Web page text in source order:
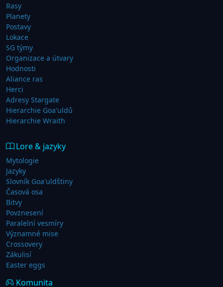
Rasy
Planety
Postavy
Lokace
SG týmy
Organizace a útvary
Hodnosti
Aliance ras
Herci
Adresy Stargate
Hierarchie Goa'uldů
Hierarchie Wraith
Lore & jazyky
Mytologie
Jazyky
Slovník Goa'uldštiny
Časová osa
Bitvy
Povznesení
Paralelní vesmíry
Významné mise
Crossovery
Zákulisí
Easter eggs
Komunita